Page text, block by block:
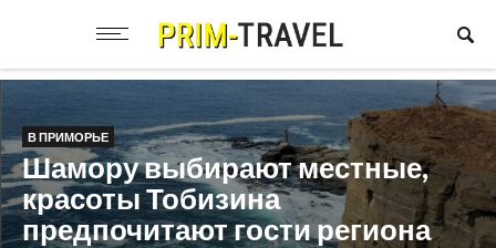
В ПРИМОРЬЕ
Шамору выбирают местные,
красоты Тобизина
предпочитают гости региона